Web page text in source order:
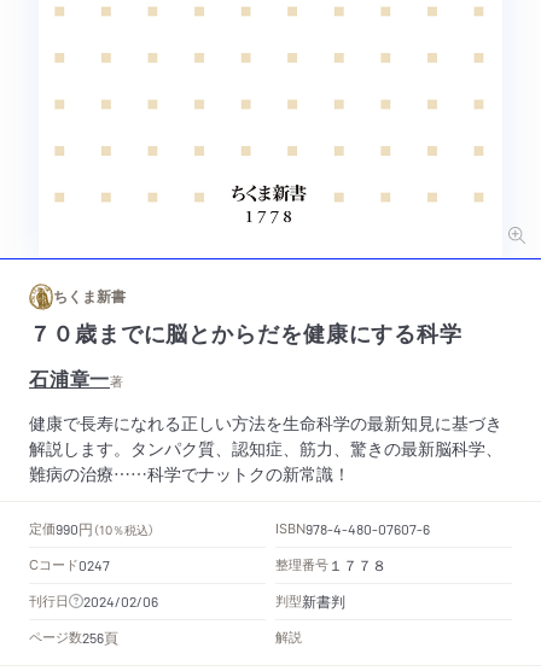
ちくま新書
７０歳までに脳とからだを健康にする科学
石浦章一著
健康で長寿になれる正しい方法を生命科学の最新知見に基づき
解説します。タンパク質、認知症、筋力、驚きの最新脳科学、
難病の治療……科学でナットクの新常識！
定価990円 （10％税込） ISBN978-4-480-07607-6
Cコード0247 整理番号 １７７８
刊行日 2024/02/06 判型新書判
ページ数256頁 解説